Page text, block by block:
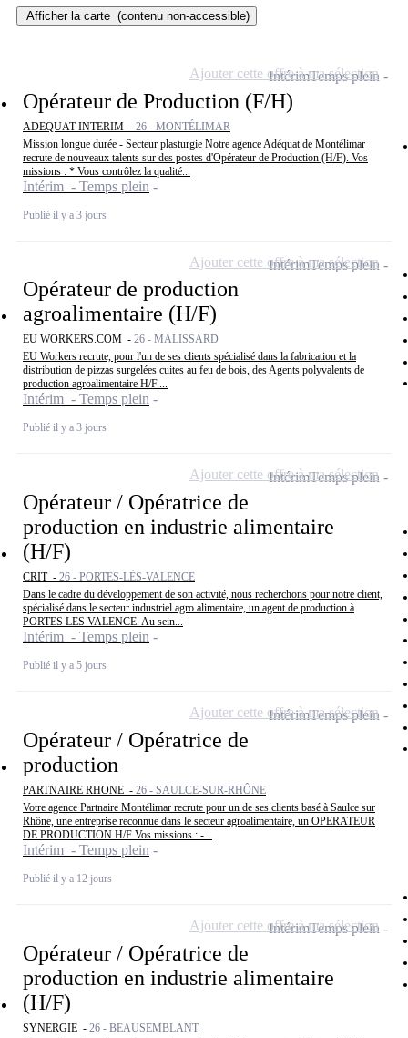
Afficher la carte (contenu non-accessible)
Opérateur de Production (F/H)
ADEQUAT INTERIM - 26 - MONTÉLIMAR
Mission longue durée - Secteur plasturgie Notre agence Adéquat de Montélimar
recrute de nouveaux talents sur des postes d'Opérateur de Production (H/F). Vos
missions : * Vous contrôlez la qualité...
Intérim - Temps plein
Publié il y a 3 jours
IntérimTemps plein
Ajouter cette offre à ma sélection
Opérateur de production
agroalimentaire (H/F)
EU WORKERS.COM - 26 - MALISSARD
EU Workers recrute, pour l'un de ses clients spécialisé dans la fabrication et la
distribution de pizzas surgelées cuites au feu de bois, des Agents polyvalents de
production agroalimentaire H/F....
Intérim - Temps plein
Publié il y a 3 jours
IntérimTemps plein
Ajouter cette offre à ma sélection
Opérateur / Opératrice de
production en industrie alimentaire
(H/F)
CRIT - 26 - PORTES-LÈS-VALENCE
Dans le cadre du développement de son activité, nous recherchons pour notre client,
spécialisé dans le secteur industriel agro alimentaire, un agent de production à
PORTES LES VALENCE. Au sein...
Intérim - Temps plein
Publié il y a 5 jours
IntérimTemps plein
Ajouter cette offre à ma sélection
Opérateur / Opératrice de
production
PARTNAIRE RHONE - 26 - SAULCE-SUR-RHÔNE
Votre agence Partnaire Montélimar recrute pour un de ses clients basé à Saulce sur
Rhône, une entreprise reconnue dans le secteur agroalimentaire, un OPERATEUR
DE PRODUCTION H/F Vos missions : -...
Intérim - Temps plein
Publié il y a 12 jours
IntérimTemps plein
Ajouter cette offre à ma sélection
Opérateur / Opératrice de
production en industrie alimentaire
(H/F)
SYNERGIE - 26 - BEAUSEMBLANT
IntérimTemps plein
Ajouter cette offre à ma sélection